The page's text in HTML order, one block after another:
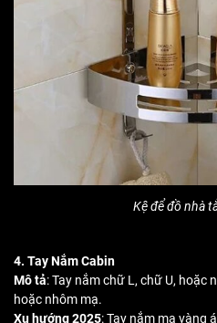
Kệ để đồ nhà
4. Tay Nắm Cabin
Mô tả: Tay nắm chữ L, chữ U, hoặc
hoặc nhôm mạ.
Xu hướng 2025: Tay nắm mạ vàng